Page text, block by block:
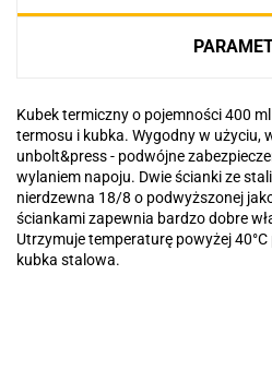
Kubek termiczny o pojemności 400
termosu i kubka. Wygodny w użyciu,
unbolt&press - podwójne
wylaniem napoju. Dwie ścianki ze
nierdzewna 18/8 o podwyższonej
ściankami zapewnia bardzo dobre
Utrzymuje temperaturę powyżej
kubka stalowa.